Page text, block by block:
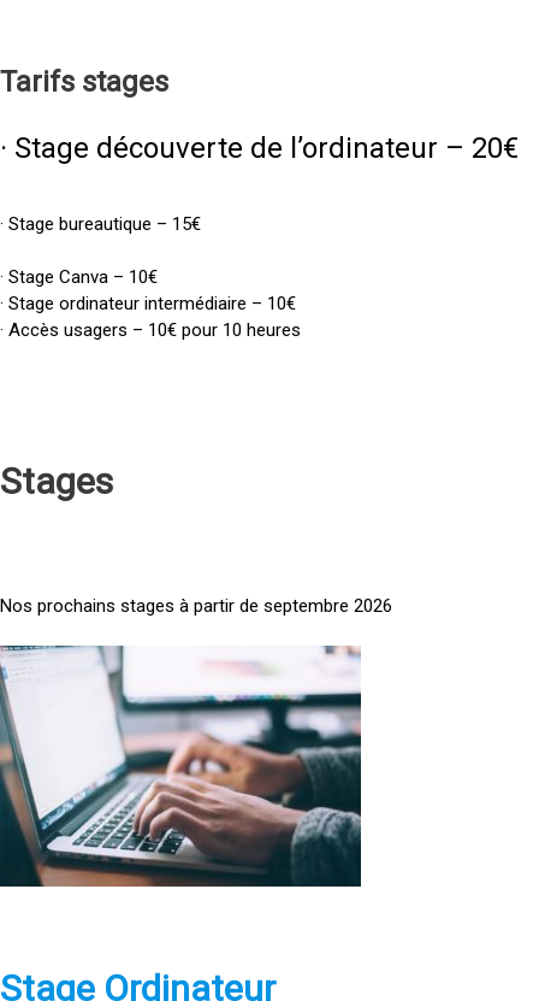
Tarifs stages
· Stage découverte de l’ordinateur – 20€
· Stage bureautique – 15€
· Stage Canva – 10€
· Stage ordinateur intermédiaire – 10€
· Accès usagers – 10€ pour 10 heures
Stages
Nos prochains stages à partir de septembre 2026
<
a
h
e
f
pStage Ordinateur